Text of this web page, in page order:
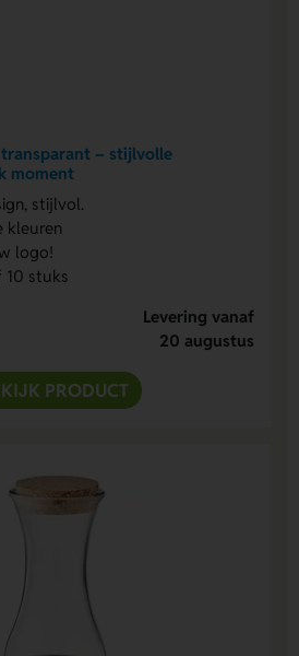
transparant – stijlvolle
moment
stijlvol.
kleuren
logo!
10 stuks
Levering vanaf
20 augustus
PRODUCT